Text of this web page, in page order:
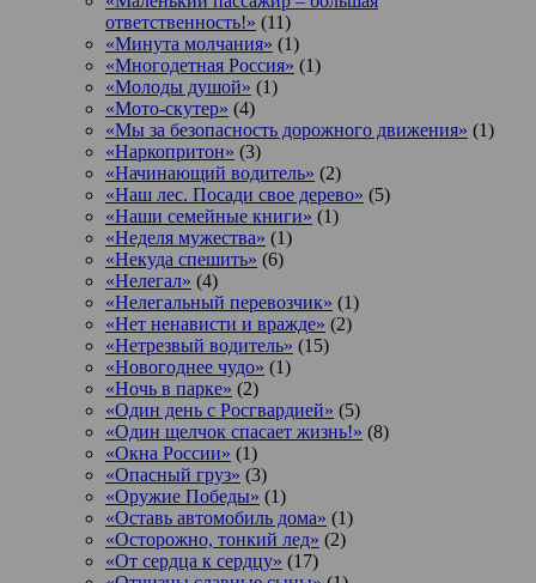
ответственность!» (11)
«Минута молчания» (1)
«Многодетная Россия» (1)
«Молоды душой» (1)
«Мото-скутер» (4)
«Мы за безопасность дорожного движения» (1)
«Наркопритон» (3)
«Начинающий водитель» (2)
«Наш лес. Посади свое дерево» (5)
«Наши семейные книги» (1)
«Неделя мужества» (1)
«Некуда спешить» (6)
«Нелегал» (4)
«Нелегальный перевозчик» (1)
«Нет ненависти и вражде» (2)
«Нетрезвый водитель» (15)
«Новогоднее чудо» (1)
«Ночь в парке» (2)
«Один день с Росгвардией» (5)
«Один щелчок спасает жизнь!» (8)
«Окна России» (1)
«Опасный груз» (3)
«Оружие Победы» (1)
«Оставь автомобиль дома» (1)
«Осторожно, тонкий лед» (2)
«От сердца к сердцу» (17)